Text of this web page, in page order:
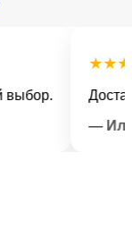
★★★★★
Доставка
— Илья